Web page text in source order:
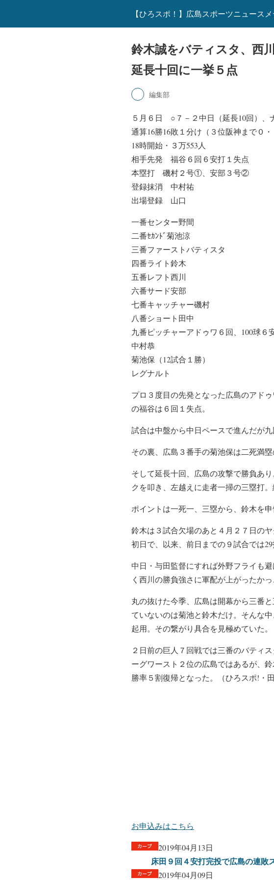
【ひろスポ！】広島スポーツニュース
鈴木誠をバティスタ、西
延長十回に一挙５点
編集部
５月６日 ○７－２中日（延長10回）、
通算16勝16敗１分け（３位阪神まで０
18時開始・３万553人
相手先発 福谷６回６安打１失点
本塁打 磯村２号①、安部３号②
登録抹消 中村祐
出場登録 山口
一番センター野間
二番ｾｶﾝﾄﾞ菊池涼
三番ファーストバティスタ
四番ライト鈴木
五番レフト西川
六番サード安部
七番キャッチャー磯村
八番ショート田中
九番ピッチャーアドゥワ６回、100球６
中村恭
菊池保（12試合１勝）
レグナルト
プロ３度目の先発となった広島のアド
の福谷は６回１失点。
試合は中盤から中日ペースで進んだが
その裏、広島３番手の菊池保は二死満
そして延長十回、広島の攻撃で勝負あ
クを叩き、左越えに走者一掃の三塁打
ポイントは一死一、三塁から、鈴木を申
鈴木は３試合欠場のあと４月２７日の
初日で、以来、前日までの９試合では
中日・与田監督にすれば外野フライも
く西川の勝負強さに軍配が上がったかっ
丸の抜けた今季、広島は開幕から三番
ていないのは菊池と鈴木だけ。そんな
起用。その繋がり具合を見極めていた。
２日前の巨人７回戦では三番のバティ
ーグワースト２位の広島ではあるが、
勝率５割復帰となった。（ひろスポ!・田
お申込みはこちら
2019年04月13日
床田９回４安打完投で広島の連
2019年04月09日